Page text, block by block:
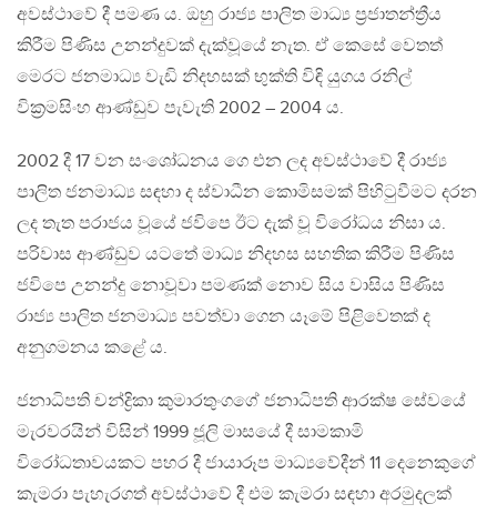
අවස්ථාවේ දී පමණ ය. ඔහු රාජ්‍ය පාලිත මාධ්‍ය ප්‍රජාතන්ත්‍රීය
කිරීම පිණිස උනන්දුවක් දැක්වූයේ නැත. ඒ කෙසේ වෙතත්
මෙරට ජනමාධ්‍ය වැඩි නිදහසක් භුක්ති විඳි යුගය රනිල්
වික්‍රමසිංහ ආණ්ඩුව පැවැති 2002 – 2004 ය.
2002 දී 17 වන සංශෝධනය ගෙ එන ලද අවස්ථාවේ දී රාජ්‍ය
පාලිත ජනමාධ්‍ය සඳහා ද ස්වාධීන කොමිසමක් පිහිටුවීමට දරන
ලද තැත පරාජය වූයේ ජවිපෙ ඊට දැක් වූ විරෝධය නිසා ය.
පරිවාස ආණ්ඩුව යටතේ මාධ්‍ය නිදහස සහතික කිරීම පිණිස
ජවිපෙ උනන්දු නොවූවා පමණක් නොව සිය වාසිය පිණිස
රාජ්‍ය පාලිත ජනමාධ්‍ය පවත්වා ගෙන යෑමේ පිළිවෙතක් ද
අනුගමනය කළේ ය.
ජනාධිපති චන්ද්‍රිකා කුමාරතුංගගේ ජනාධිපති ආරක්ෂ සේවයේ
මැරවරයින් විසින් 1999 ජූලි මාසයේ දී සාමකාමි
විරෝධතාවයකට පහර දී ජායාරූප මාධ්‍යවේදීන් 11 දෙනෙකුගේ
කැමරා පැහැරගත් අවස්ථාවේ දී එම කැමරා සඳහා අරමුදලක්